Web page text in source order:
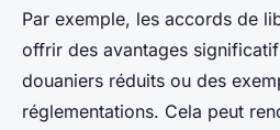
Par exemple, les accords de
offrir des avantages
douaniers réduits ou des
réglementations. Cela peut